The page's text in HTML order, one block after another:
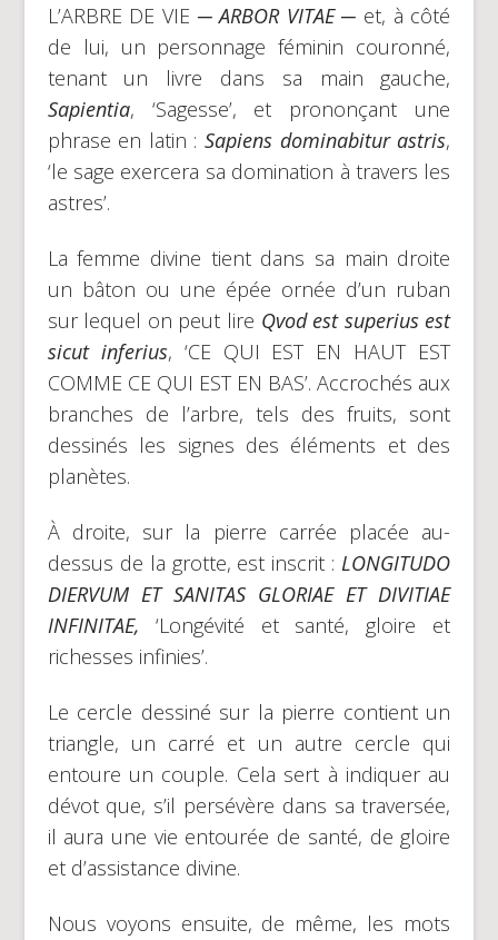
L’ARBRE DE VIE ─ ARBOR VITAE ─ et, à côté
de lui, un personnage féminin couronné,
tenant un livre dans sa main gauche,
Sapientia, ‘Sagesse’, et prononçant une
phrase en latin :Sapiens dominabitur astris,
‘le sage exercera sa domination à travers les
astres’.
La femme divine tient dans sa main droite
un bâton ou une épée ornée d’un ruban
sur lequel on peut lire Qvod est superius est
sicut inferius, ‘CE QUI EST EN HAUT EST
COMME CE QUI EST EN BAS’. Accrochés aux
branches de l’arbre, tels des fruits, sont
dessinés les signes des éléments et des
planètes.
À droite, sur la pierre carrée placée au-
dessus de la grotte, est inscrit :LONGITUDO
DIERVUM ET SANITAS GLORIAE ET DIVITIAE
INFINITAE, ‘Longévité et santé, gloire et
richesses infinies’.
Le cercle dessiné sur la pierre contient un
triangle, un carré et un autre cercle qui
entoure un couple. Cela sert à indiquer au
dévot que, s’il persévère dans sa traversée,
il aura une vie entourée de santé, de gloire
et d’assistance divine.
Nous voyons ensuite, de même, les mots